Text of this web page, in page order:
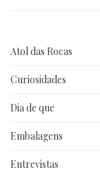
Atol das Rocas
Curiosidades
Dia de que
Embalagens
Entrevistas